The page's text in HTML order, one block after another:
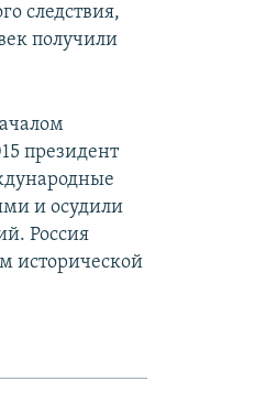
следствия,
получили
президент
и осудили
Россия
исторической